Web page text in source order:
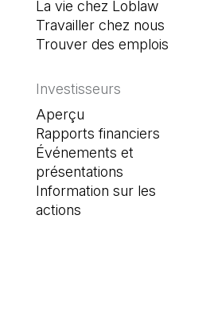
La vie chez Loblaw
Travailler chez nous
Trouver des emplois
Investisseurs
Aperçu
Rapports financiers
Événements et
présentations
Information sur les
actions